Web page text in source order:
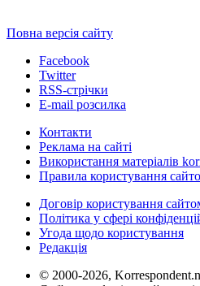
Повна версія сайту
Facebook
Twitter
RSS-стрічки
E-mail розсилка
Контакти
Реклама на сайті
Використання матеріалів
Правила користування
Договір користування
Політика у сфері
Угода щодо користування
Редакція
© 2000-2026,